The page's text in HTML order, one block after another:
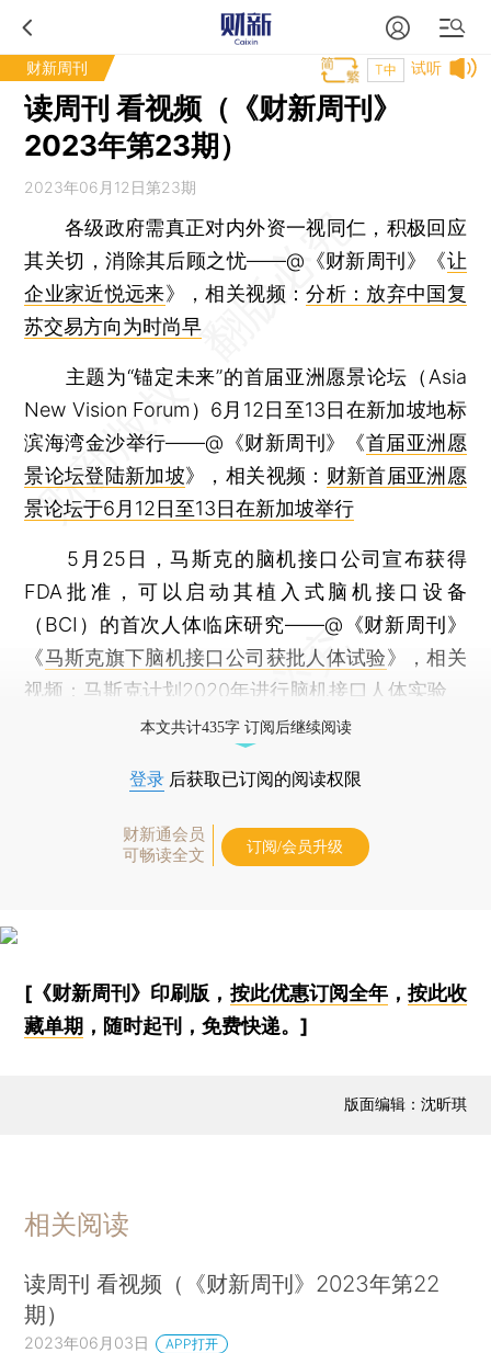
财新周刊 试听
T中
读周刊 看视频（《财新周刊》
2023年第23期）
2023年06月12日第23期
各级政府需真正对内外资一视同仁，积极回应
其关切，消除其后顾之忧——@《财新周刊》《让
企业家近悦远来》，相关视频：分析：放弃中国复
苏交易方向为时尚早
主题为“锚定未来”的首届亚洲愿景论坛（Asia
New Vision Forum）6月12日至13日在新加坡地标
滨海湾金沙举行——@《财新周刊》《首届亚洲愿
景论坛登陆新加坡》，相关视频： 财新首届亚洲愿
景论坛于6月12日至13日在新加坡举行
5月25日，马斯克的脑机接口公司宣布获得
FDA批准，可以启动其植入式脑机接口设备
（BCI）的首次人体临床研究——@《财新周刊》
《马斯克旗下脑机接口公司获批人体试验》，相关
视频： 马斯克计划2020年进行脑机接口人体实验
本文共计435字 订阅后继续阅读
登录 后获取已订阅的阅读权限
财新通会员
可畅读全文
订阅/会员升级
[《财新周刊》印刷版， 按此优惠订阅全年， 按此收
藏单期 ，随时起刊，免费快递。]
版面编辑：沈昕琪
相关阅读
读周刊 看视频（《财新周刊》2023年第22
期）
2023年06月03日 APP打开